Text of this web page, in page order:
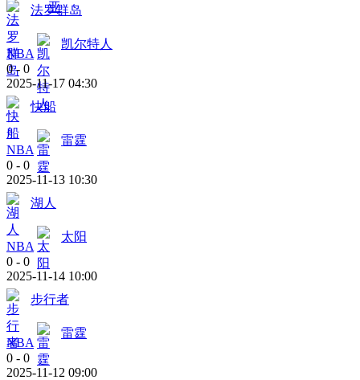
法罗群岛
NBA
凯尔特人
0 - 0
2025-11-17 04:30
快船
NBA
雷霆
0 - 0
2025-11-13 10:30
湖人
NBA
太阳
0 - 0
2025-11-14 10:00
步行者
NBA
雷霆
0 - 0
2025-11-12 09:00